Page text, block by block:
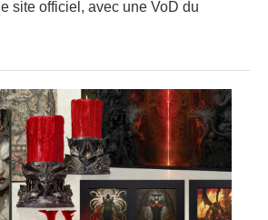
site officiel, avec une VoD du